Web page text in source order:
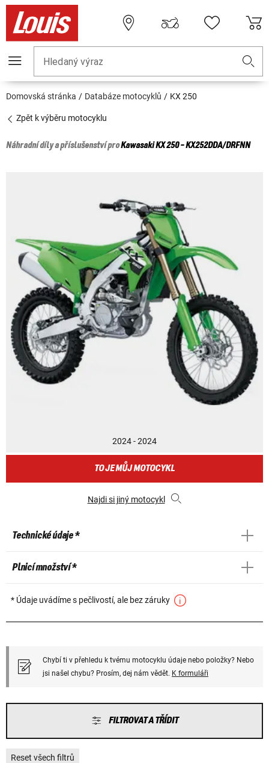
Hledaný výraz
Domovská stránka Databáze motocyklů KX 250
Zpět k výběru motocyklu
Náhradní díly a příslušenství proKawasakiKX 250 - KX252DDA/DRFNN
2024 - 2024
TO JE MŮJ MOTOCYKL
Najdi si jiný motocykl
Technické údaje *
Plnicí množství *
* Údaje uvádíme s pečlivostí, ale bez záruky
Chybí ti v přehledu k tvému motocyklu údaje nebo položky? Nebo
jsi našel chybu? Prosím, dej nám vědět. K formuláři
FILTROVAT A TŘÍDIT
Reset všech filtrů